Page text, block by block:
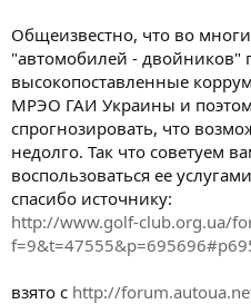
Общеизвестно, что во
"автомобилей - двойников"
высокопоставленные
МРЭО ГАИ Украины и
спрогнозировать, что
недолго. Так что советуем
воспользоваться ее
спасибо источнику:
http://www.golf-club.org.ua/
взято с http://